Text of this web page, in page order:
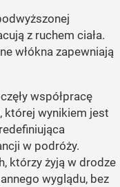
z ruchem ciała.
włókna zapewniają
współpracę
której wynikiem jest
w podróży.
którzy żyją w drodze
wyglądu, bez